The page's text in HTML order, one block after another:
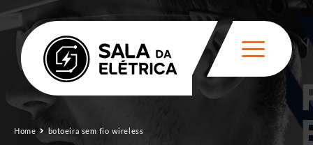
Home botoeira sem fio wireless